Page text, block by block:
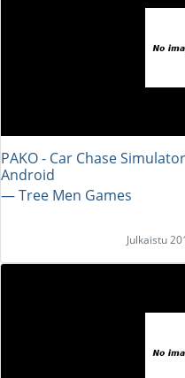
PAKO - Car Chase
Android
― Tree Men Games
Julkaistu